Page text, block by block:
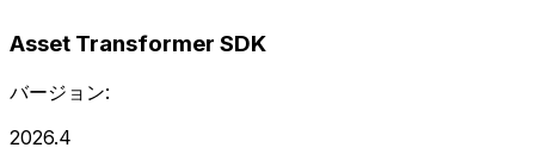
Asset Transformer SDK
バージョン:
2026.4